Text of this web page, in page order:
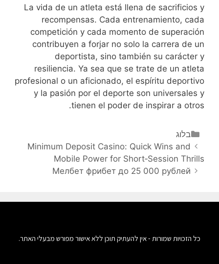
La vida de un atleta está llena de sacrificios y
recompensas. Cada entrenamiento, cada
competición y cada momento de superación
contribuyen a forjar no solo la carrera de un
deportista, sino también su carácter y
resiliencia. Ya sea que se trate de un atleta
profesional o un aficionado, el espíritu deportivo
y la pasión por el deporte son universales y
tienen el poder de inspirar a otros.
בלוג
Minimum Deposit Casino: Quick Wins and
Mobile Power for Short‑Session Thrills
Мелбет фрибет до 25 000 рублей
כל הזכויות שמורות - אין להעתיק תוכן ללא אישור מפורש מבעלי האתר.